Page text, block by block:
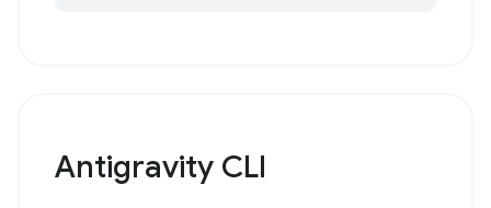
Antigravity CLI